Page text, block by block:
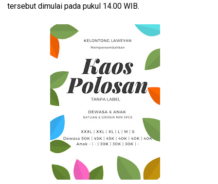
tersebut dimulai pada pukul 14.00 WIB.